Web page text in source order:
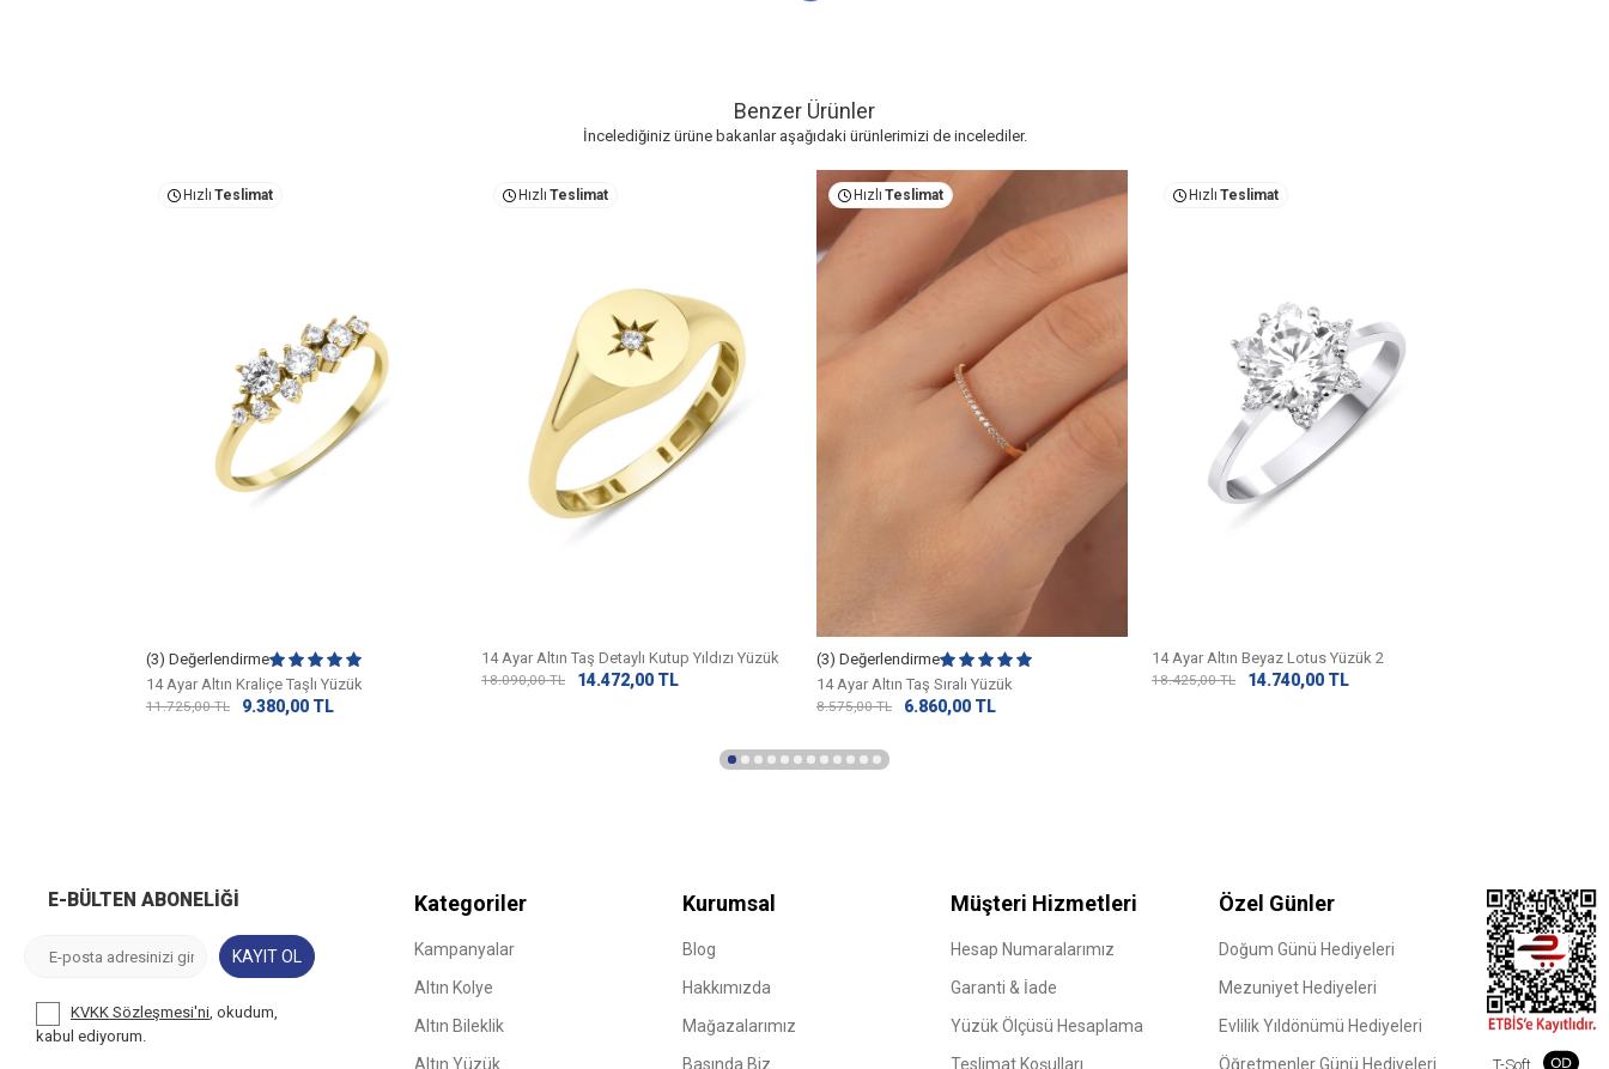
Benzer Ürünler
İncelediğiniz ürüne bakanlar aşağıdaki ürünlerimizi de incelediler.
Hızlı Teslimat
(3) Değerlendirme
14 Ayar Altın Kraliçe Taşlı Yüzük
11.725,00TL 9.380,00 TL
Hızlı Teslimat
14 Ayar Altın Taş Detaylı Kutup Yıldızı Yüzük
18.090,00TL 14.472,00 TL
Hızlı Teslimat
(3) Değerlendirme
14 Ayar Altın Taş Sıralı Yüzük
8.575,00TL 6.860,00 TL
Hızlı Teslimat
14 Ayar Altın Beyaz Lotus Yüzük 2
18.425,00TL 14.740,00 TL
E-BÜLTEN ABONELIĞI
KAYIT OL
KVKK Sözleşmesi'ni, okudum,
kabul ediyorum.
Kategoriler
Kampanyalar
Altın Kolye
Altın Bileklik
Altın Yüzük
Kurumsal
Blog
Hakkımızda
Mağazalarımız
Basında Biz
Müşteri Hizmetleri
Hesap Numaralarımız
Garanti & İade
Yüzük Ölçüsü Hesaplama
Teslimat Koşulları
Özel Günler
Doğum Günü Hediyeleri
Mezuniyet Hediyeleri
Evlilik Yıldönümü Hediyeleri
Öğretmenler Günü Hediyeleri
T-Soft